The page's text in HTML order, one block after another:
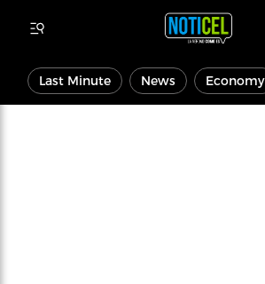
Last Minute News Economy